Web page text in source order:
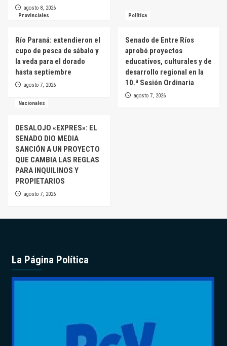
agosto 8, 2026
Provinciales
Río Paraná: extendieron el
cupo de pesca de sábalo y
la veda para el dorado
hasta septiembre
agosto 7, 2026
Política
Senado de Entre Ríos
aprobó proyectos
educativos, culturales y de
desarrollo regional en la
10.ª Sesión Ordinaria
agosto 7, 2026
Nacionales
DESALOJO «EXPRES»: EL
SENADO DIO MEDIA
SANCIÓN A UN PROYECTO
QUE CAMBIA LAS REGLAS
PARA INQUILINOS Y
PROPIETARIOS
agosto 7, 2026
La Página Política